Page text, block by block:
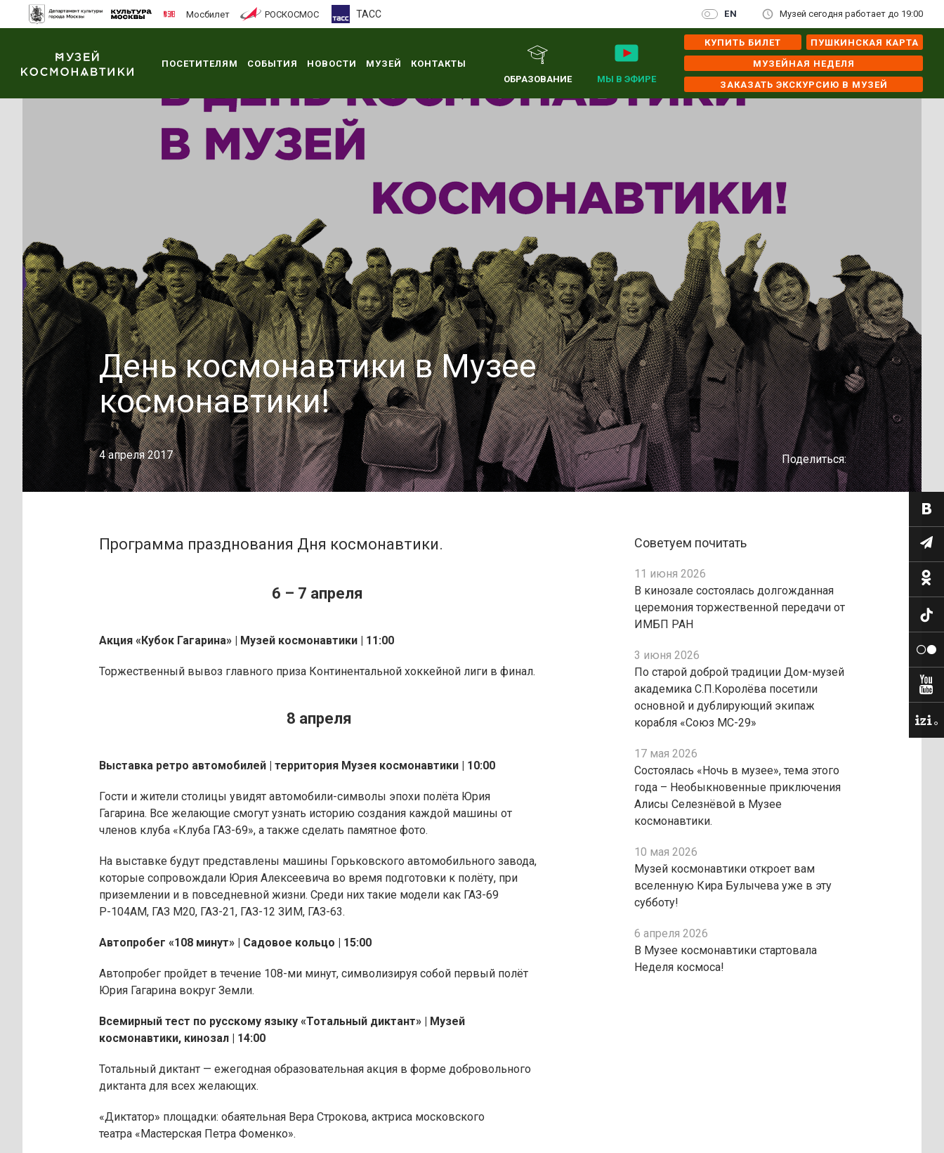
Мосбилет РОСКОСМОС ТАСС EN Музей сегодня работает до 19:00
ПОСЕТИТЕЛЯМ СОБЫТИЯ НОВОСТИ МУЗЕЙ
КОНТАКТЫ
ОБРАЗОВАНИЕ
МЫ В ЭФИРЕ
КУПИТЬ БИЛЕТ
ПУШКИНСКАЯ КАРТА
МУЗЕЙНАЯ НЕДЕЛЯ
ЗАКАЗАТЬ ЭКСКУРСИЮ В МУЗЕЙ
День космонавтики в Музее
космонавтики!
4 апреля 2017 Поделиться:
Программа празднования Дня космонавтики.
6 – 7 апреля
Акция «Кубок Гагарина» | Музей космонавтики | 11:00
Торжественный вывоз главного приза Континентальной хоккейной лиги в финал.
8 апреля
Выставка ретро автомобилей | территория Музея космонавтики | 10:00
Гости и жители столицы увидят автомобили-символы эпохи полёта Юрия
Гагарина. Все желающие смогут узнать историю создания каждой машины от
членов клуба «Клуба ГАЗ-69», а также сделать памятное фото.
На выставке будут представлены машины Горьковского автомобильного завода,
которые сопровождали Юрия Алексеевича во время подготовки к полёту, при
приземлении и в повседневной жизни. Среди них такие модели как ГАЗ-69
Р-104АМ, ГАЗ М20, ГАЗ-21, ГАЗ-12 ЗИМ, ГАЗ-63.
Автопробег «108 минут» | Садовое кольцо | 15:00
Автопробег пройдет в течение 108-ми минут, символизируя собой первый полёт
Юрия Гагарина вокруг Земли.
Всемирный тест по русскому языку «Тотальный диктант» | Музей
космонавтики, кинозал | 14:00
Тотальный диктант — ежегодная образовательная акция в форме добровольного
диктанта для всех желающих.
«Диктатор» площадки: обаятельная Вера Строкова, актриса московского
театра «Мастерская Петра Фоменко».
Советуем почитать
11 июня 2026
В кинозале состоялась долгожданная
церемония торжественной передачи от
ИМБП РАН
3 июня 2026
По старой доброй традиции Дом-музей
академика С.П.Королёва посетили
основной и дублирующий экипаж
корабля «Союз МС-29»
17 мая 2026
Состоялась «Ночь в музее», тема этого
года – Необыкновенные приключения
Алисы Селезнёвой в Музее
космонавтики.
10 мая 2026
Музей космонавтики откроет вам
вселенную Кира Булычева уже в эту
субботу!
6 апреля 2026
В Музее космонавтики стартовала
Неделя космоса!